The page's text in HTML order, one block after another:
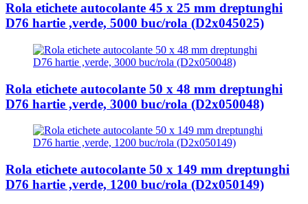
Rola etichete autocolante 45 x 25 mm dreptunghi
D76 hartie ,verde, 5000 buc/rola (D2x045025)
Rola etichete autocolante 50 x 48 mm dreptunghi
D76 hartie ,verde, 3000 buc/rola (D2x050048)
Rola etichete autocolante 50 x 149 mm dreptunghi
D76 hartie ,verde, 1200 buc/rola (D2x050149)